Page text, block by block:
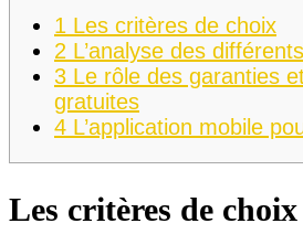
1 Les critères de choix
2 L’analyse des
3 Le rôle des garanties
gratuites
4 L’application mobile
Les critères de choix